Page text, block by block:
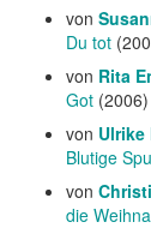
von
Du tot
von Rita
Got (2006)
von Ulrike
Blutige
von
die